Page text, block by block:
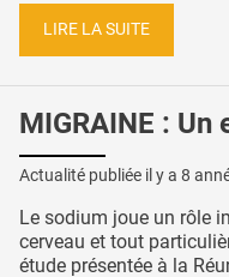
LIRE LA SUITE
MIGRAINE : Un
Actualité publiée il y a 8
Le sodium joue un rôle
cerveau et tout
étude présentée à la